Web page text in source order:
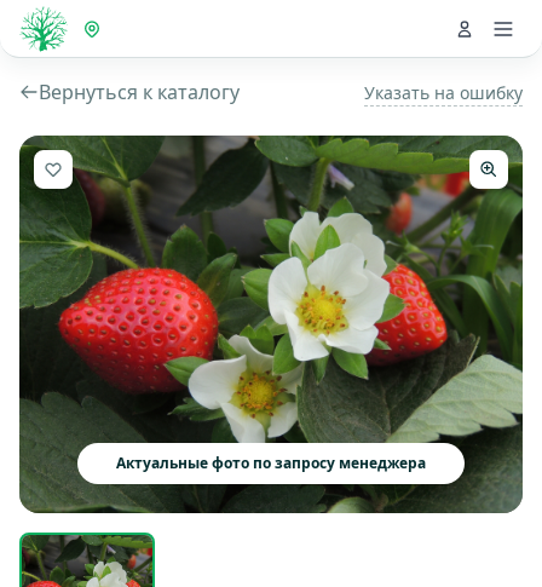
Вернуться к каталогу Указать на ошибку
Актуальные фото по запросу менеджера